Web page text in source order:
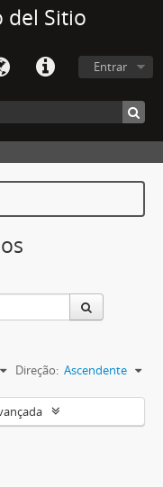
del Sitio
Entrar
Direção: Ascendente